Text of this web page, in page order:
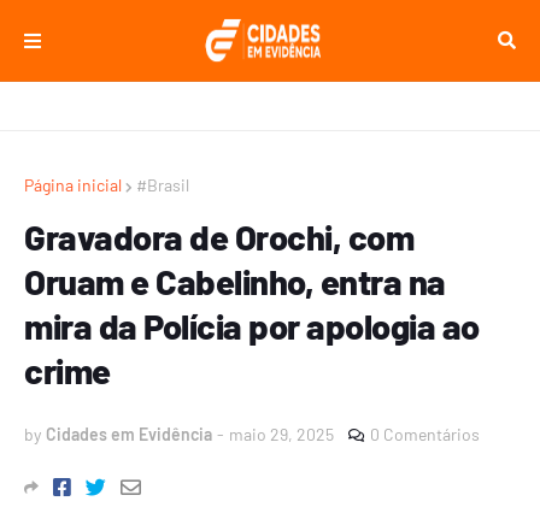
Página inicial #Brasil
Gravadora de Orochi, com
Oruam e Cabelinho, entra na
mira da Polícia por apologia ao
crime
by Cidades em Evidência - maio 29, 2025 0 Comentários